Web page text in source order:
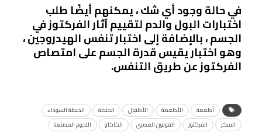
في حالة وجود أي شك ، يمكنهم أيضًا طلب
اختبارات البول والدم لتقييم آثار الفركتوز في
الجسم ، بالإضافة إلى اختبار تنفس الهيدروجين ،
وهو اختبار يقيس قدرة الجسم على امتصاص
الفركتوز عن طريق التنفس.
أطعمة الأطعمة الأطفال الحنطة
الحنطة السوداء
السكر
الفركتوز القولون العصبي الكاكاو
اللحوم المصنعة